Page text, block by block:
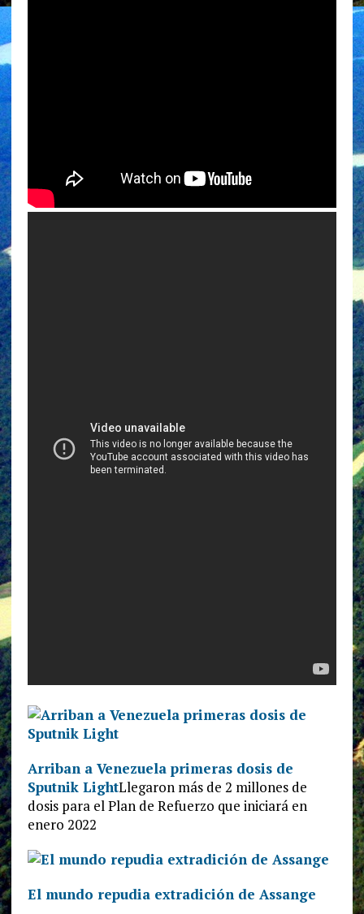
Arriban a Venezuela primeras dosis de
Sputnik LightLlegaron más de 2 millones de
dosis para el Plan de Refuerzo que iniciará en
enero 2022
El mundo repudia extradición de Assange